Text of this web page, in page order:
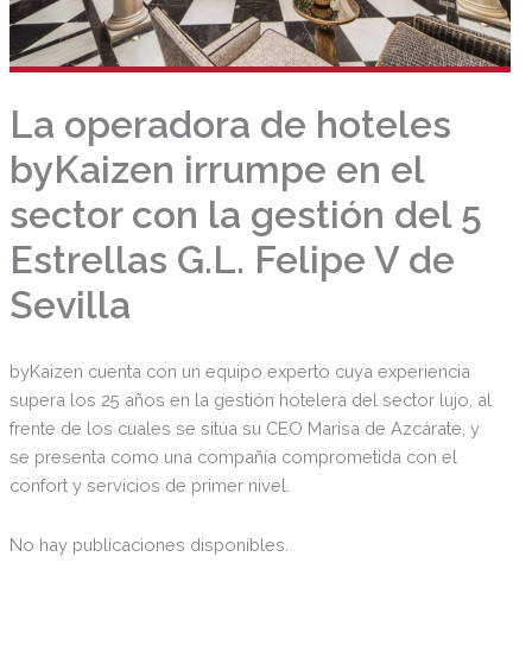
La operadora de hoteles
byKaizen irrumpe en el
sector con la gestión del 5
Estrellas G.L. Felipe V de
Sevilla
byKaizen cuenta con un equipo experto cuya experiencia
supera los 25 años en la gestión hotelera del sector lujo, al
frente de los cuales se sitúa su CEO Marisa de Azcárate, y
se presenta como una compañía comprometida con el
confort y servicios de primer nivel.
No hay publicaciones disponibles.